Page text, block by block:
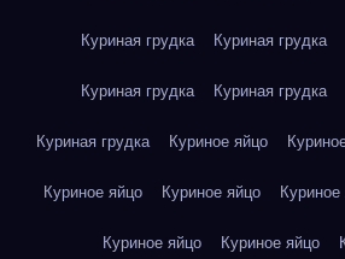
Куриная грудка Куриная грудка
Куриная грудка Куриная грудка
Куриная грудка Куриное яйцо
Куриное яйцо Куриное яйцо Куриное
Куриное яйцо Куриное яйцо